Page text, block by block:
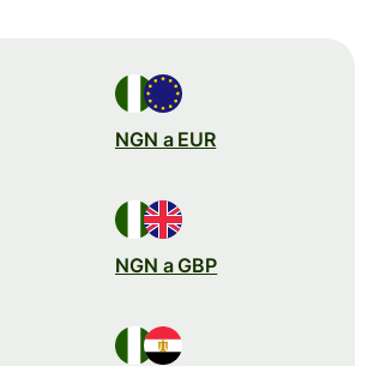
NGN a EUR
NGN a GBP